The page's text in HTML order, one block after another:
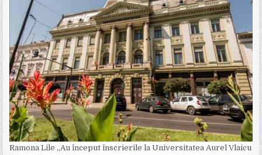
Ramona Lile „Au început înscrierile la Universitatea Aurel Vlaicu